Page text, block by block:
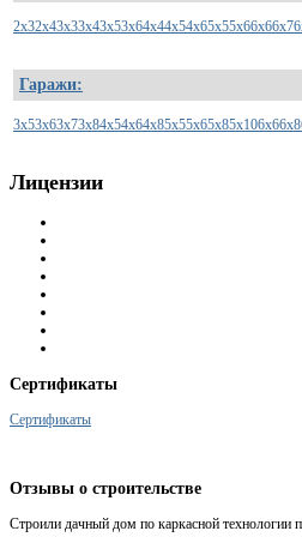
2x32x43x33x43x53x64x44x54x65x55x66x66x7
Гаражи:
3x53x63x73x84x54x64x85x55x65x85x106x66x8
Лицензии
Сертификаты
Сертификаты
Отзывы о строительстве
Строили дачный дом по каркасной технологии